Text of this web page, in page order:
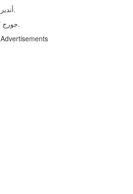
4- أنديرسون تاليسكا (النصر): 16.
5- جورج كيفين نكودو (ضمك) : 15.
Advertisements